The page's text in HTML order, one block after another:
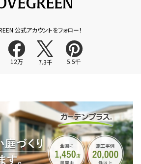
公式アカウントをフォロー！
12万 7.3千 5.5千